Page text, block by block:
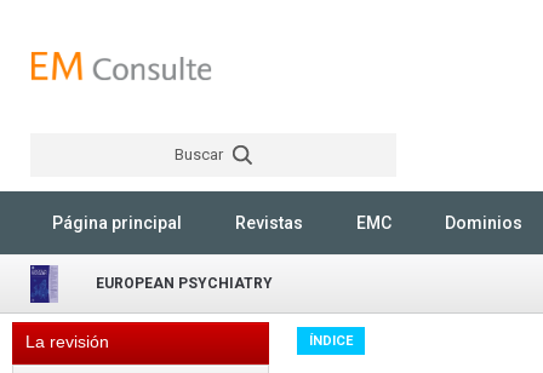
Buscar
Página principal Revistas EMC Dominios
EUROPEAN PSYCHIATRY
La revisión ÍNDICE